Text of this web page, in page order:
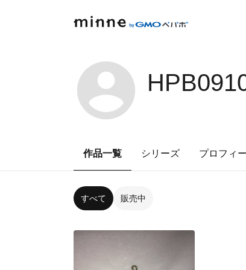
作品一覧 シリーズ プロフィ
すべて 販売中